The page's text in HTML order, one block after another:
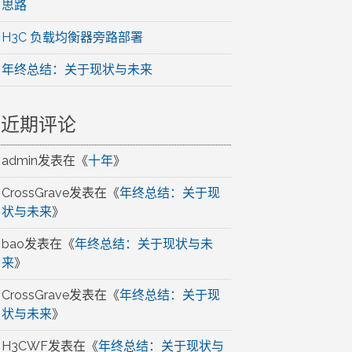
思路
H3C 负载均衡器旁路部署
年终总结：关于现状与未来
近期评论
admin发表在《十年》
CrossGrave发表在《年终总结：关于现
状与未来》
bao发表在《年终总结：关于现状与未
来》
CrossGrave发表在《年终总结：关于现
状与未来》
H3CWF发表在《年终总结：关于现状与